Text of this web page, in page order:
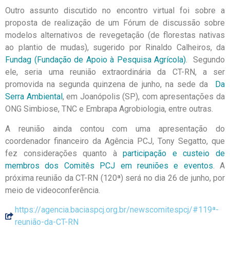
Outro assunto discutido no encontro virtual foi sobre a
proposta de realização de um Fórum de discussão sobre
modelos alternativos de revegetação (de florestas nativas
ao plantio de mudas), sugerido por Rinaldo Calheiros, da
Fundag (Fundação de Apoio à Pesquisa Agrícola). Segundo
ele, seria uma reunião extraordinária da CT-RN, a ser
promovida na segunda quinzena de junho, na sede da
Da
Serra Ambiental , em Joanópolis (SP), com apresentações da
ONG Simbiose, TNC e Embrapa Agrobiologia, entre outras.
A reunião ainda contou com uma apresentação do
coordenador financeiro da Agência PCJ, Tony Segatto, que
fez considerações quanto àparticipação e custeio de
membros dos Comitês PCJ em reuniões e eventos. A
próxima reunião da CT-RN (120ª) será no dia 26 de junho, por
meio de videoconferência.
https://agencia.baciaspcj.org.br/newscomitespcj/#119ª-
reunião-da-CT-RN